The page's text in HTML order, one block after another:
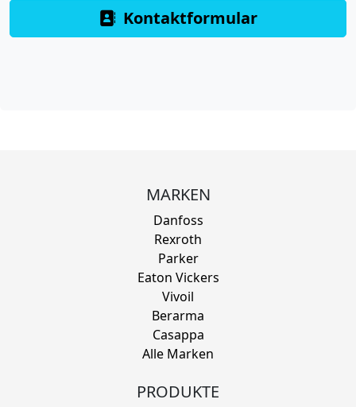
Kontaktformular
MARKEN
Danfoss
Rexroth
Parker
Eaton Vickers
Vivoil
Berarma
Casappa
Alle Marken
PRODUKTE